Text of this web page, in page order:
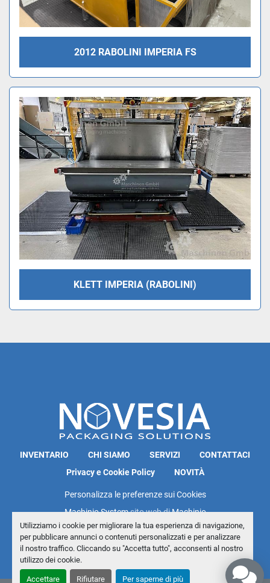
Utilizziamo i cookie per migliorare la tua esperienza di navigazione,
per pubblicare annunci o contenuti personalizzati e per analizzare
il nostro traffico. Cliccando su "Accetta tutto", acconsenti al nostro
utilizzo dei cookie.
Accettare Rifiutare Per saperne di più
2012 RABOLINI IMPERIA FS
KLETT IMPERIA (RABOLINI)
INVENTARIO CHI SIAMO SERVIZI
CONTATTACI
Privacy e Cookie Policy
NOVITÀ
Personalizza le preferenze sui Cookies
Machinio Systemsito web diMachinio